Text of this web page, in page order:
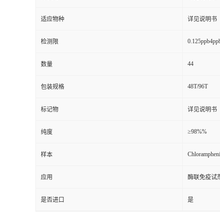
适应物种 详见说明书
检测限
数量 44
包装规格 48T/96T
标记物 详见说明书
纯度 ≥98%%
样本
应用 酶联免疫试
是否进口 是